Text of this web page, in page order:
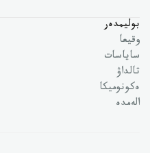
بوليمدەر
وقيعا
ساياسات
تالداۋ
ەكونوميكا
الەمدە